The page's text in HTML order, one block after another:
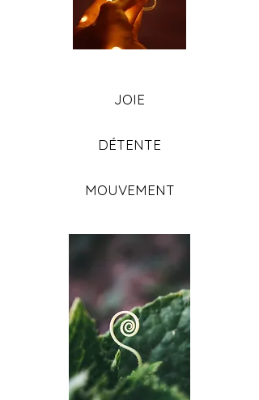
JOIE
DÉTENTE
MOUVEMENT